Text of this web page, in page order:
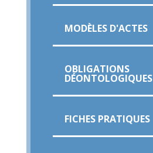
MODÈLES D'ACTES
OBLIGATIONS
DÉONTOLOGIQUES
FICHES PRATIQUES